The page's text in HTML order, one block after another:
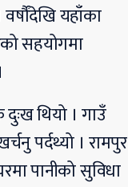
यहाँका
सहयोगमा
दुःख थियो । गाउँ
पर्दथ्यो । रामपुर
पानीको सुविधा